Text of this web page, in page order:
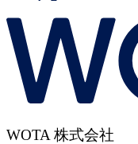
WOTA 株式会社